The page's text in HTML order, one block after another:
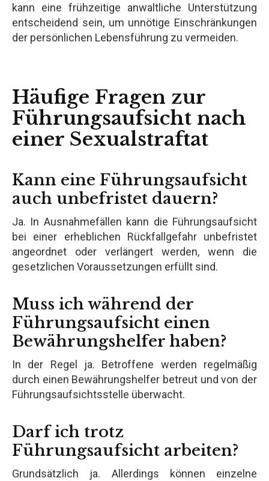
kann eine frühzeitige anwaltliche Unterstützung
entscheidend sein, um unnötige Einschränkungen
der persönlichen Lebensführung zu vermeiden.
Häufige Fragen zur
Führungsaufsicht nach
einer Sexualstraftat
Kann eine Führungsaufsicht
auch unbefristet dauern?
Ja. In Ausnahmefällen kann die Führungsaufsicht
bei einer erheblichen Rückfallgefahr unbefristet
angeordnet oder verlängert werden, wenn die
gesetzlichen Voraussetzungen erfüllt sind.
Muss ich während der
Führungsaufsicht einen
Bewährungshelfer haben?
In der Regel ja. Betroffene werden regelmäßig
durch einen Bewährungshelfer betreut und von der
Führungsaufsichtsstelle überwacht.
Darf ich trotz
Führungsaufsicht arbeiten?
Grundsätzlich ja. Allerdings können einzelne